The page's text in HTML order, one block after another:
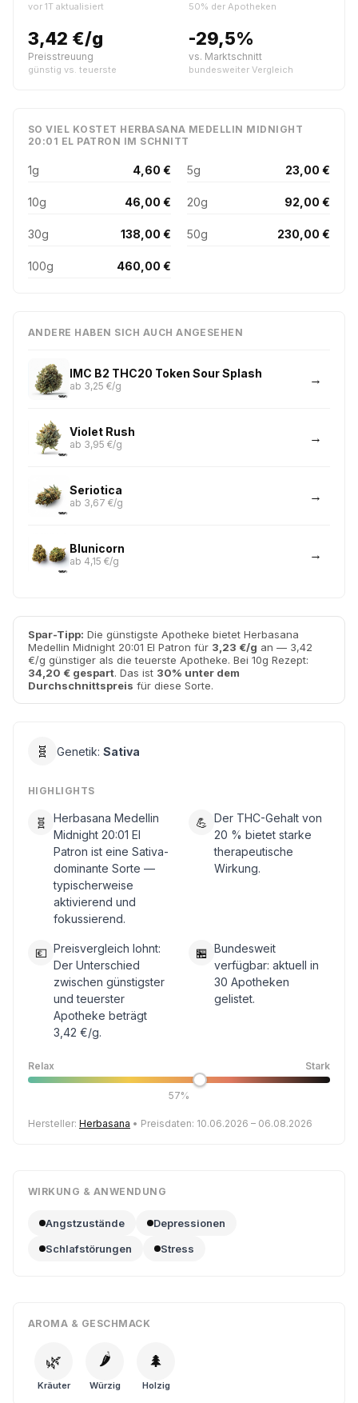
vor 1T aktualisiert 50% der Apotheken
3,42 €/g
Preisstreuung
günstig vs. teuerste
-29,5%
vs. Marktschnitt
bundesweiter Vergleich
SO VIEL KOSTET HERBASANA MEDELLIN MIDNIGHT
20:01 EL PATRON IM SCHNITT
1g 4,60 € 5g 23,00 €
10g 46,00 € 20g 92,00 €
30g 138,00 € 50g 230,00 €
100g 460,00 €
ANDERE HABEN SICH AUCH ANGESEHEN
IMC B2 THC20 Token Sour Splash
ab 3,25 €/g
Violet Rush
ab 3,95 €/g
Seriotica
ab 3,67 €/g
Blunicorn
ab 4,15 €/g
Spar-Tipp: Die günstigste Apotheke bietet Herbasana
Medellin Midnight 20:01 El Patron für 3,23 €/g an — 3,42
€/g günstiger als die teuerste Apotheke. Bei 10g Rezept:
34,20 € gespart. Das ist 30% unter dem
Durchschnittspreis für diese Sorte.
🧬 Genetik: Sativa
HIGHLIGHTS
🧬
Herbasana Medellin
Midnight 20:01 El
Patron ist eine Sativa-
dominante Sorte —
typischerweise
aktivierend und
fokussierend.
💪 Der THC-Gehalt von
20 % bietet starke
therapeutische
Wirkung.
💶 Preisvergleich lohnt:
Der Unterschied
zwischen günstigster
und teuerster
Apotheke beträgt
3,42 €/g.
🏪 Bundesweit
verfügbar: aktuell in
30 Apotheken
gelistet.
Relax Stark
57%
Hersteller: Herbasana • Preisdaten: 10.06.2026 – 06.08.2026
WIRKUNG & ANWENDUNG
Angstzustände
Depressionen
Schlafstörungen
Stress
AROMA & GESCHMACK
🌿
Kräuter
🌶️
Würzig
🌲
Holzig